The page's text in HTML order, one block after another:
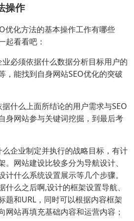
操作
优化方法的基本操作工作有哪些
起看看吧：
业必须依据什么数据分析目标用户的
，能找到自身网站SEO优化的突破
据什么上面所结论的用户需求与SEO
身网站参与关键词挖掘，到最后考
么企业制定并执行的战略目标，有计
网站建设比较多分为导航设计、
什么系统设置展示等几个步骤。
什么之后啊,设计的框架设置导航、
题和URL，同时可以根据内容框架
网站再填充基础内容和运营内容；